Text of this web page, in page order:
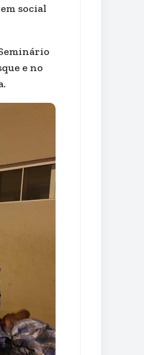
social
e no